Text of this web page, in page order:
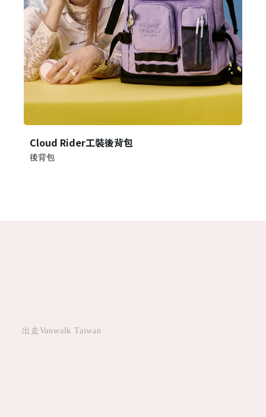
Cloud Rider工裝後背包
後背包
出走Vanwalk Taiwan